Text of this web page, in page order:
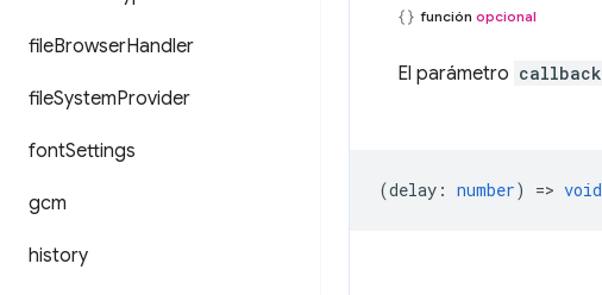
fileBrowserHandler
fileSystemProvider
fontSettings
gcm
history
función opcional
El parámetro callback
(delay : number) => void